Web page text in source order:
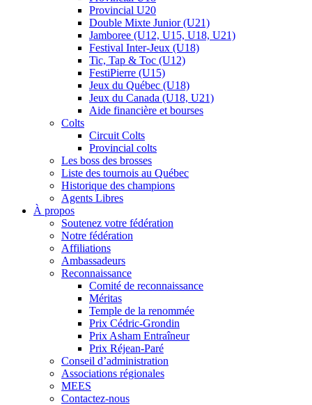
Provincial U20
Double Mixte Junior (U21)
Jamboree (U12, U15, U18, U21)
Festival Inter-Jeux (U18)
Tic, Tap & Toc (U12)
FestiPierre (U15)
Jeux du Québec (U18)
Jeux du Canada (U18, U21)
Aide financière et bourses
Colts
Circuit Colts
Provincial colts
Les boss des brosses
Liste des tournois au Québec
Historique des champions
Agents Libres
À propos
Soutenez votre fédération
Notre fédération
Affiliations
Ambassadeurs
Reconnaissance
Comité de reconnaissance
Méritas
Temple de la renommée
Prix Cédric-Grondin
Prix Asham Entraîneur
Prix Réjean-Paré
Conseil d’administration
Associations régionales
MEES
Contactez-nous